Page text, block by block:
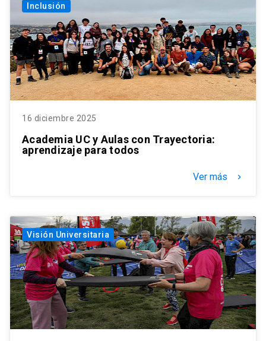
Inclusión
16 diciembre 2025
Academia UC y Aulas con Trayectoria:
aprendizaje para todos
Ver más keyboard_arrow_right
Visión Universitaria